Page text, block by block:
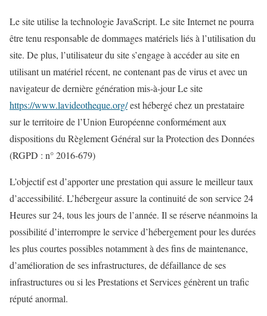
Le site utilise la technologie JavaScript. Le site Internet ne pourra
être tenu responsable de dommages matériels liés à l’utilisation du
site. De plus, l’utilisateur du site s’engage à accéder au site en
utilisant un matériel récent, ne contenant pas de virus et avec un
navigateur de dernière génération mis-à-jour Le site
https://www.lavideotheque.org/est hébergé chez un prestataire
sur le territoire de l’Union Européenne conformément aux
dispositions du Règlement Général sur la Protection des Données
(RGPD : n° 2016-679)
L’objectif est d’apporter une prestation qui assure le meilleur taux
d’accessibilité. L’hébergeur assure la continuité de son service 24
Heures sur 24, tous les jours de l’année. Il se réserve néanmoins la
possibilité d’interrompre le service d’hébergement pour les durées
les plus courtes possibles notamment à des fins de maintenance,
d’amélioration de ses infrastructures, de défaillance de ses
infrastructures ou si les Prestations et Services génèrent un trafic
réputé anormal.